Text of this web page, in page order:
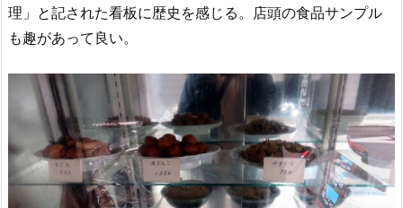
理」と記された看板に歴史を感じる。店頭の食品サンプル
も趣があって良い。